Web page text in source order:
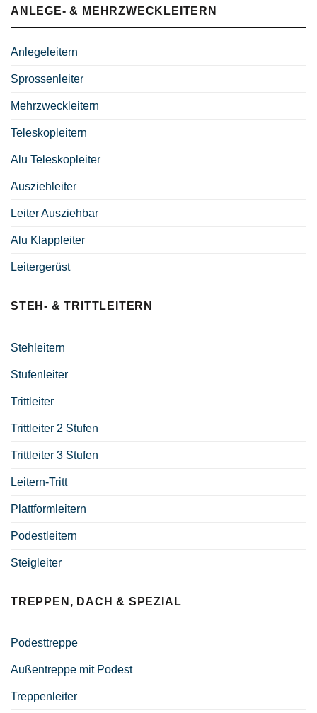
ANLEGE- & MEHRZWECKLEITERN
Anlegeleitern
Sprossenleiter
Mehrzweckleitern
Teleskopleitern
Alu Teleskopleiter
Ausziehleiter
Leiter Ausziehbar
Alu Klappleiter
Leitergerüst
STEH- & TRITTLEITERN
Stehleitern
Stufenleiter
Trittleiter
Trittleiter 2 Stufen
Trittleiter 3 Stufen
Leitern-Tritt
Plattformleitern
Podestleitern
Steigleiter
TREPPEN, DACH & SPEZIAL
Podesttreppe
Außentreppe mit Podest
Treppenleiter